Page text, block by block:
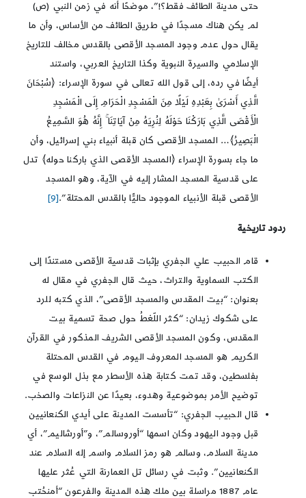
حتى مدينة الطائف فقط؟!”، موضحًا أنه في زمن النبي (ص)
لم يكن هناك مسجدًا في طريق الطائف من الأساس، وأن ما
يقال حول عدم وجود المسجد الأقصى بالقدس مخالف للتاريخ
الإسلامي والسيرة النبوية وكذا التاريخ العربي، واستند
أيضًا في رده، إلى قول الله تعالى في سورة الإسراء: ﴿سُبْحَانَ
الَّذِي أَسْرَىٰ بِعَبْدِهِ لَيْلًا مِنَ الْمَسْجِدِ الْحَرَامِ إِلَى الْمَسْجِدِ
الْأَقْصَى الَّذِي بَارَكْنَا حَوْلَهُ لِنُرِيَهُ مِنْ آيَاتِنَا ۚ إِنَّهُ هُوَ السَّمِيعُ
الْبَصِيرُ﴾… المسجد الأقصى كان قبلة أنبياء بني إسرائيل، وأن
ما جاء بسورة الإسراء ﴿المسجد الأقصى الذي باركنا حوله﴾ تدل
على قدسية المسجد المشار إليه في الآية، وهو المسجد
الأقصى قبلة الأنبياء الموجود حاليًّا بالقدس المحتلة”.[9]
ردود تاريخية
قام الحبيب علي الجفري بإثبات قدسية الأقصى مستندًا إلى
الكتب السماوية والتراث، حيث قال الجفري في مقال له
بعنوان: “بيت المقدس والمسجد الأقصى”، الذي كتبه للرد
على شكوك زيدان: “كثر اللّغطُ حول صحة تسمية بيت
المقدس، وكون المسجد الأقصى الشريف المذكور في القرآن
الكريم هو المسجد المعروف اليوم في القدس المحتلة
بفلسطين، وقد تمت كتابة هذه الأسطر مع بذل الوسع في
توضيح الأمر بموضوعية وهدوء، بعيدًا عن النزاعات والصخب.
قال الحبيب الجفري: “تأسست المدينة على أيدي الكنعانيين
قبل وجود اليهود وكان اسمها “أوروسالم”، و”أورشاليم”، أي
مدينة السلام، وسالم هو رمز السلام واسم إله السلام عند
الكنعانيين”. وثبت في رسائل تل العمارنة التي عُثر عليها
عام 1887 مراسلة بين ملك هذه المدينة والفرعون “أمنحُتب